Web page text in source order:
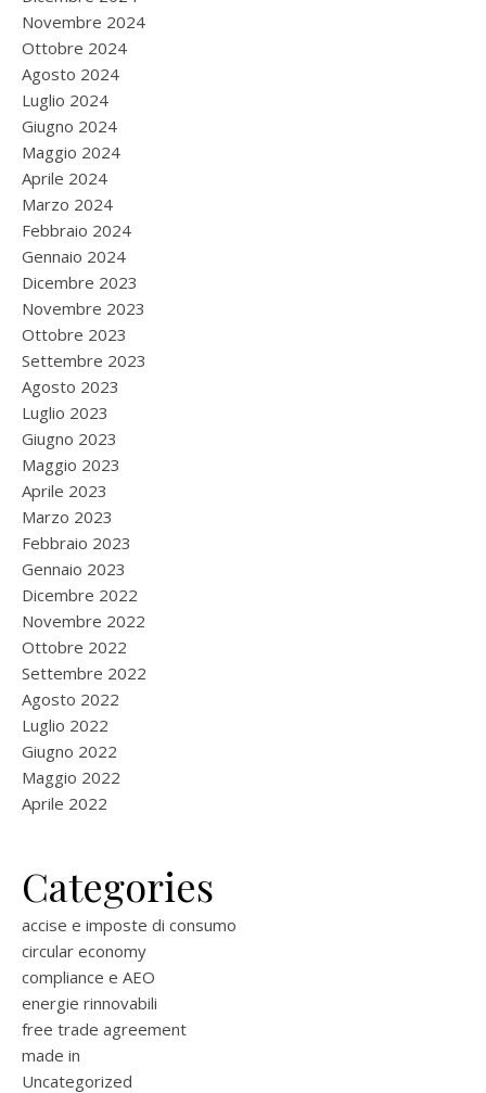
Novembre 2024
Ottobre 2024
Agosto 2024
Luglio 2024
Giugno 2024
Maggio 2024
Aprile 2024
Marzo 2024
Febbraio 2024
Gennaio 2024
Dicembre 2023
Novembre 2023
Ottobre 2023
Settembre 2023
Agosto 2023
Luglio 2023
Giugno 2023
Maggio 2023
Aprile 2023
Marzo 2023
Febbraio 2023
Gennaio 2023
Dicembre 2022
Novembre 2022
Ottobre 2022
Settembre 2022
Agosto 2022
Luglio 2022
Giugno 2022
Maggio 2022
Aprile 2022
Categories
accise e imposte di consumo
circular economy
compliance e AEO
energie rinnovabili
free trade agreement
made in
Uncategorized